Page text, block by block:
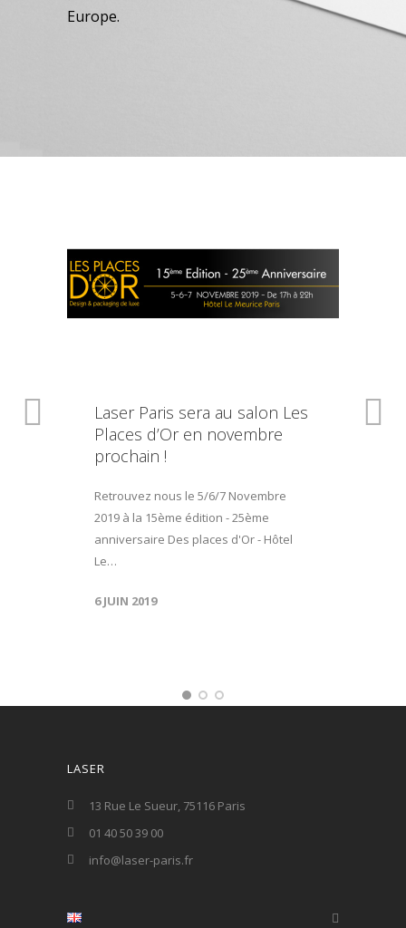
Europe.
Laser Paris sera au salon Les
Places d’Or en novembre
prochain !
Retrouvez nous le 5/6/7 Novembre
2019 à la 15ème édition - 25ème
anniversaire Des places d'Or - Hôtel
Le…
6 JUIN 2019
LASER
13 Rue Le Sueur, 75116 Paris
01 40 50 39 00
info@laser-paris.fr